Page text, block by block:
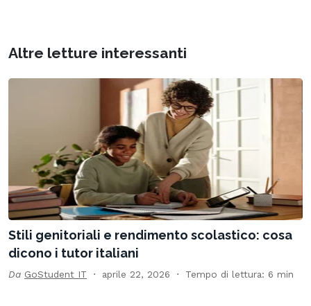
Altre letture interessanti
Stili genitoriali e rendimento scolastico: cosa
dicono i tutor italiani
Da GoStudent IT aprile 22, 2026 Tempo di lettura: 6 min